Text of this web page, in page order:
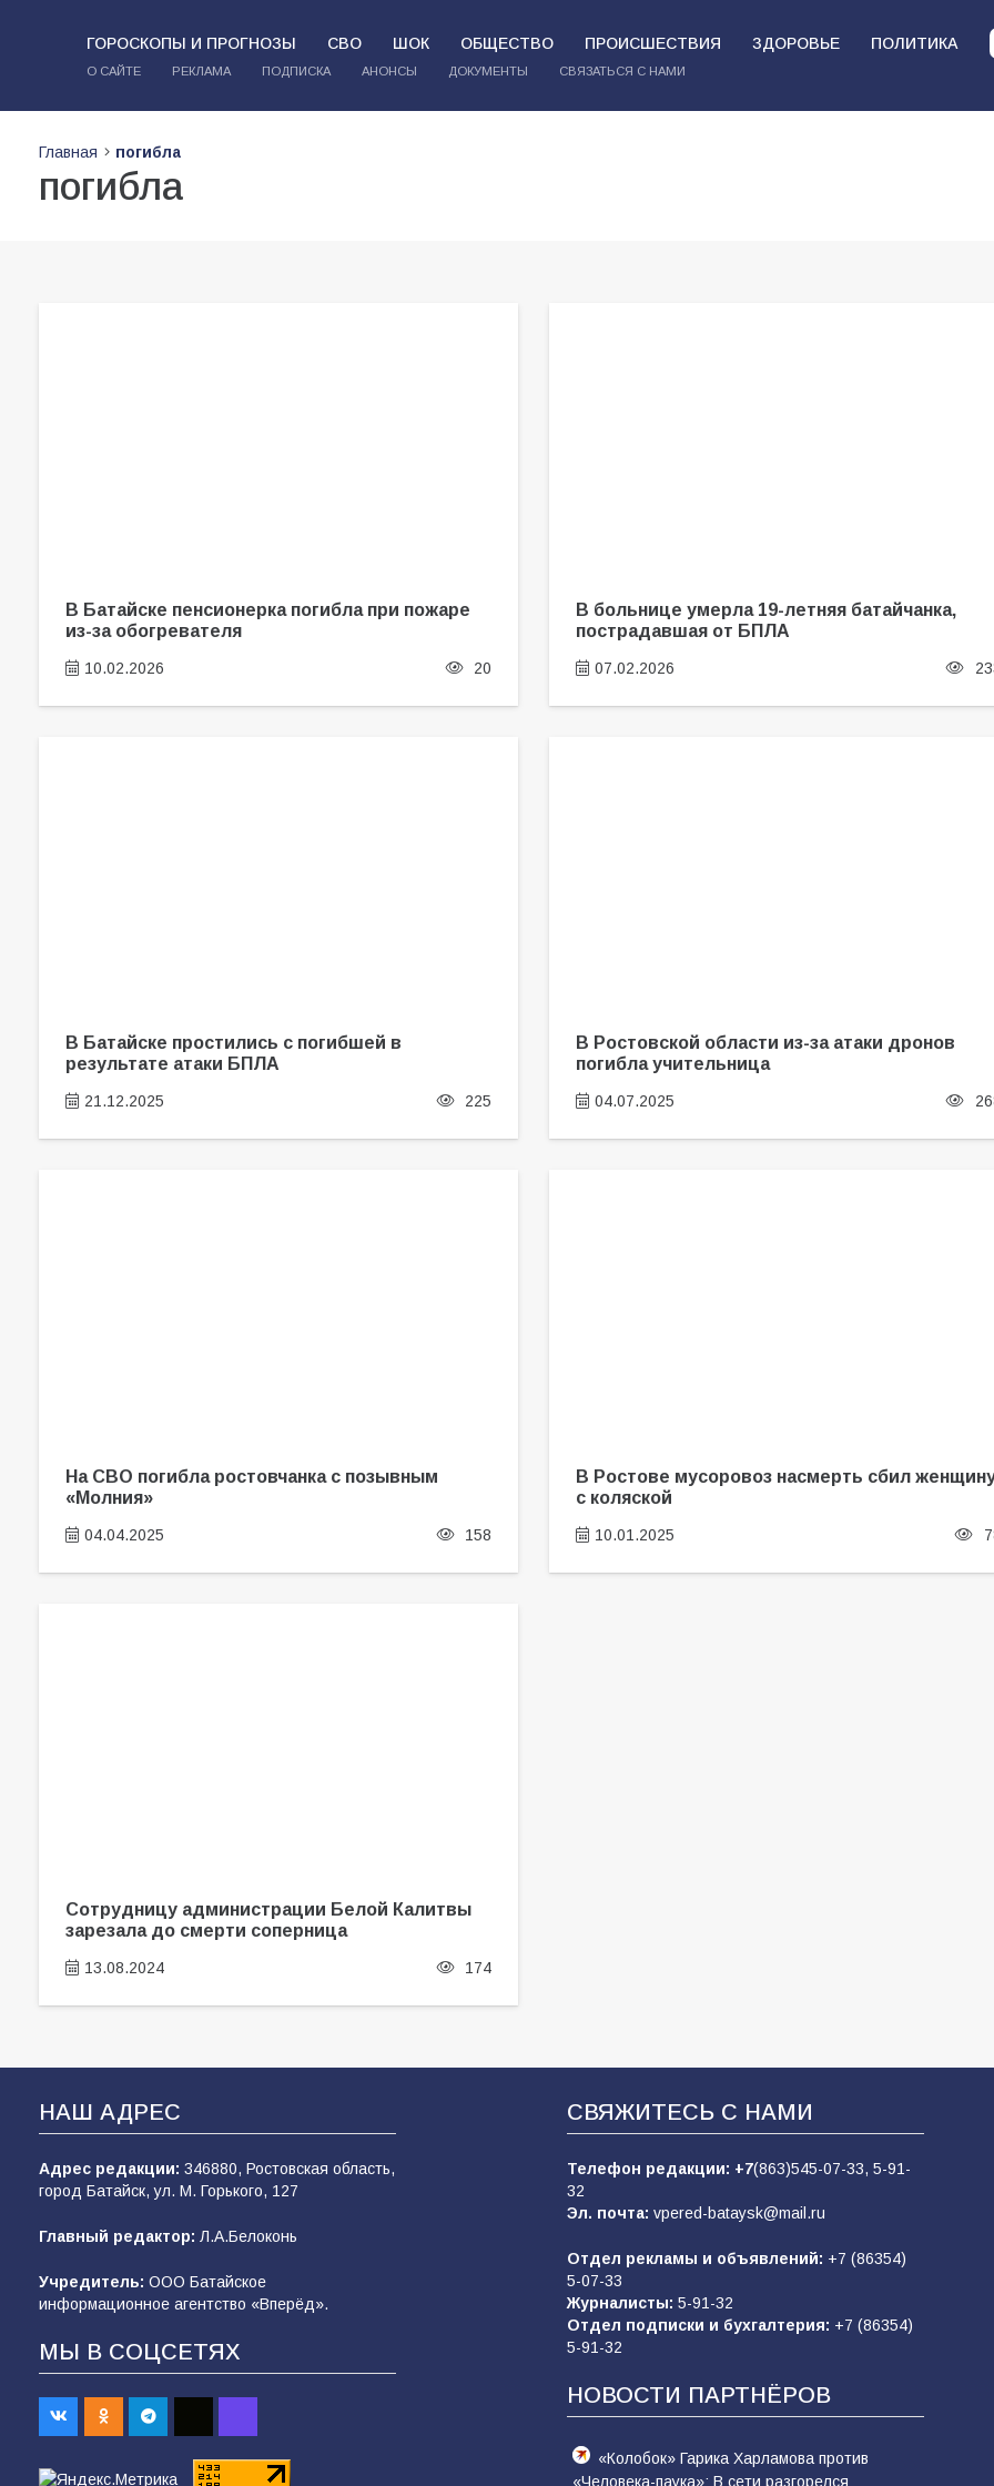
ГОРОСКОПЫ И ПРОГНОЗЫ СВО ШОК ОБЩЕСТВО ПРОИСШЕСТВИЯ ЗДОРОВЬЕ ПОЛИТИКА
О САЙТЕ РЕКЛАМА ПОДПИСКА АНОНСЫ ДОКУМЕНТЫ СВЯЗАТЬСЯ С НАМИ
Главная погибла
погибла
В Батайске пенсионерка погибла при пожаре
из-за обогревателя
10.02.2026 20
В больнице умерла 19-летняя батайчанка,
пострадавшая от БПЛА
07.02.2026
В Батайске простились с погибшей в
результате атаки БПЛА
21.12.2025 225
В Ростовской области из-за атаки дронов
погибла учительница
04.07.2025
На СВО погибла ростовчанка с позывным
«Молния»
04.04.2025 158
В Ростове мусоровоз насмерть сбил
с коляской
10.01.2025
Сотрудницу администрации Белой Калитвы
зарезала до смерти соперница
13.08.2024 174
НАШ АДРЕС
Адрес редакции: 346880, Ростовская область,
город Батайск, ул. М. Горького, 127
Главный редактор: Л.А.Белоконь
Учредитель: ООО Батайское
информационное агентство «Вперёд».
МЫ В СОЦСЕТЯХ
СВЯЖИТЕСЬ С НАМИ
Телефон редакции: +7(863)545-07-33, 5-91-
32
Эл. почта: vpered-bataysk@mail.ru
Отдел рекламы и объявлений: +7 (86354)
5-07-33
Журналисты: 5-91-32
Отдел подписки и бухгалтерия: +7 (86354)
5-91-32
НОВОСТИ ПАРТНЁРОВ
«Колобок» Гарика Харламова против
«Человека-паука»: В сети разгорелся